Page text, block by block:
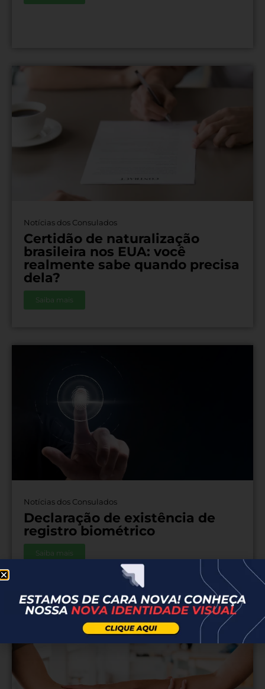
Notícias dos Consulados
Certidão de naturalização
brasileira nos EUA: você
realmente sabe quando precisa
dela?
Saiba mais
Notícias dos Consulados
Declaração de existência de
registro biométrico
Saiba mais